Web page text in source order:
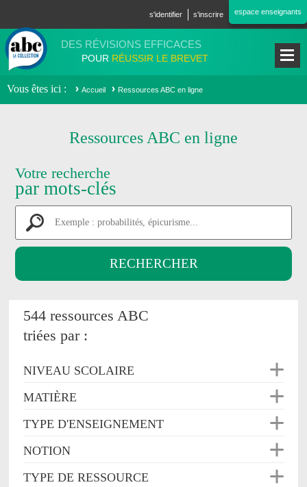
s'identifier s'inscrire espace enseignants
DES RÉVISIONS EFFICACES
POUR RÉUSSIR LE BREVET
Vous êtes ici Accueil Ressources ABC en ligne
Ressources ABC en ligne
Votre recherche
par mots-clés
544 ressources ABC
triées par :
NIVEAU SCOLAIRE
MATIÈRE
TYPE D'ENSEIGNEMENT
NOTION
TYPE DE RESSOURCE